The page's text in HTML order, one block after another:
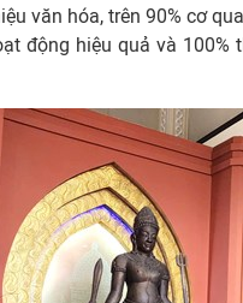
văn hóa, trên 90% cơ
động hiệu quả và